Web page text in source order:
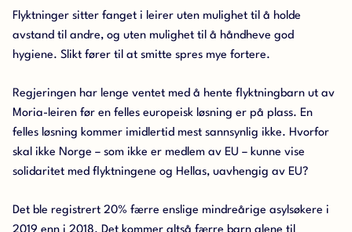
Flyktninger sitter fanget i leirer uten mulighet til å holde
avstand til andre, og uten mulighet til å håndheve god
hygiene. Slikt fører til at smitte spres mye fortere.
Regjeringen har lenge ventet med å hente flyktningbarn ut av
Moria-leiren før en felles europeisk løsning er på plass. En
felles løsning kommer imidlertid mest sannsynlig ikke. Hvorfor
skal ikke Norge – som ikke er medlem av EU – kunne vise
solidaritet med flyktningene og Hellas, uavhengig av EU?
Det ble registrert 20% færre enslige mindreårige asylsøkere i